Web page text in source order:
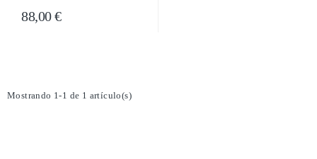
88,00 €
Mostrando 1-1 de 1 artículo(s)